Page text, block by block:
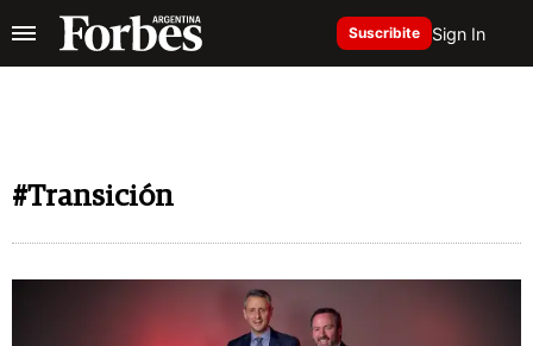
Suscribite Sign In
#Transición